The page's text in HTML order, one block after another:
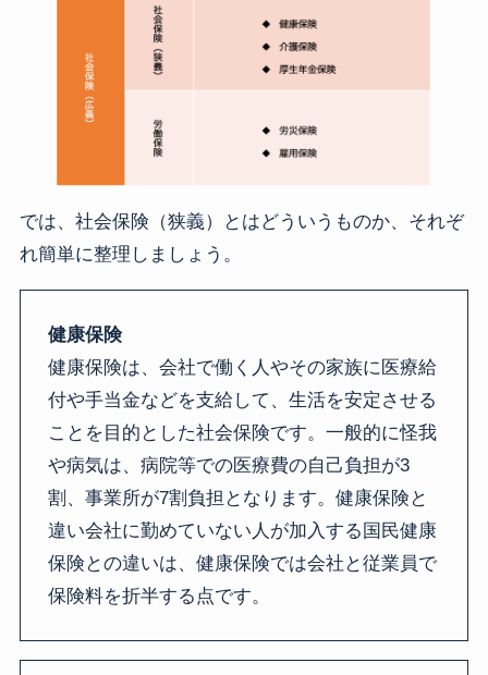
では、社会保険（狭義）とはどういうものか、それぞ
れ簡単に整理しましょう。
健康保険
健康保険は、会社で働く人やその家族に医療給
付や手当金などを支給して、生活を安定させる
ことを目的とした社会保険です。一般的に怪我
や病気は、病院等での医療費の自己負担が3
割、事業所が7割負担となります。健康保険と
違い会社に勤めていない人が加入する国民健康
保険との違いは、健康保険では会社と従業員で
保険料を折半する点です。